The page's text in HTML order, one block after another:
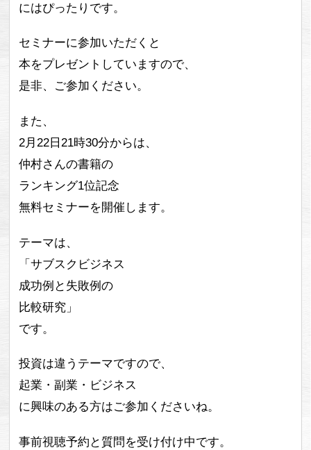
にはぴったりです。
セミナーに参加いただくと
本をプレゼントしていますので、
是非、ご参加ください。
また、
2月22日21時30分からは、
仲村さんの書籍の
ランキング1位記念
無料セミナーを開催します。
テーマは、
「サブスクビジネス
成功例と失敗例の
比較研究」
です。
投資は違うテーマですので、
起業・副業・ビジネス
に興味のある方はご参加くださいね。
事前視聴予約と質問を受け付け中です。